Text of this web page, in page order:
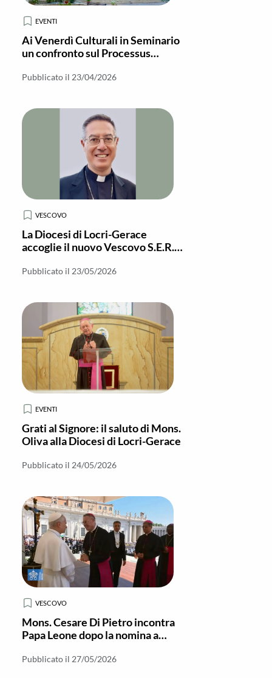
EVENTI
Ai Venerdì Culturali in Seminario
un confronto sul Processus
Pubblicato il 23/04/2026
VESCOVO
La Diocesi di Locri-Gerace
accoglie il nuovo Vescovo S.E.R.
Pubblicato il 23/05/2026
EVENTI
Grati al Signore: il saluto di Mons.
Oliva alla Diocesi di Locri-Gerace
Pubblicato il 24/05/2026
VESCOVO
Mons. Cesare Di Pietro incontra
Papa Leone dopo la nomina a
Pubblicato il 27/05/2026